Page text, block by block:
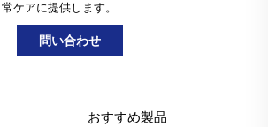
ケアに提供します。
問い合わせ
おすすめ製品